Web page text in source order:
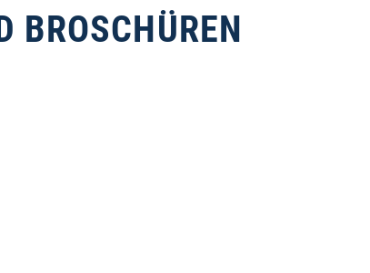
BROSCHÜREN